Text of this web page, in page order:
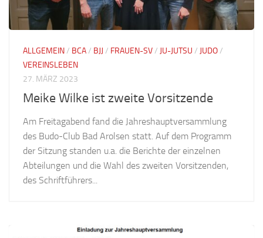
ALLGEMEIN/ BCA/ BJJ / FRAUEN-SV/ JU-JUTSU / JUDO/
VEREINSLEBEN
27. MÄRZ 2023
Meike Wilke ist zweite Vorsitzende
Am Freitagabend fand die Jahreshauptversammlung
des Budo-Club Bad Arolsen statt. Auf dem Programm
der Sitzung standen u.a. die Berichte der einzelnen
Abteilungen und die Wahl des zweiten Vorsitzenden,
des Schriftführers...